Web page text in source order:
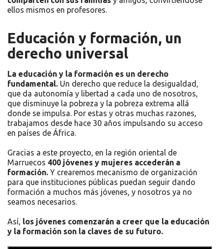
ellos mismos en profesores.
Educación y formación, un
derecho universal
La educación y la formación es un derecho
fundamental. Un derecho que reduce la desigualdad,
que da autonomía y libertad a cada uno de nosotros,
que disminuye la pobreza y la pobreza extrema allá
donde se impulsa. Por estas y otras muchas razones,
trabajamos desde hace 30 años impulsando su acceso
en países de África.
Gracias a este proyecto, en la región oriental de
Marruecos 400 jóvenes y mujeres accederán a
formación. Y crearemos mecanismo de organización
para que instituciones públicas puedan seguir dando
formación a muchos más jóvenes, y nosotros ya no
seamos necesarios.
Así, los jóvenes comenzarán a creer que la educación
y la formación son la claves de su futuro.